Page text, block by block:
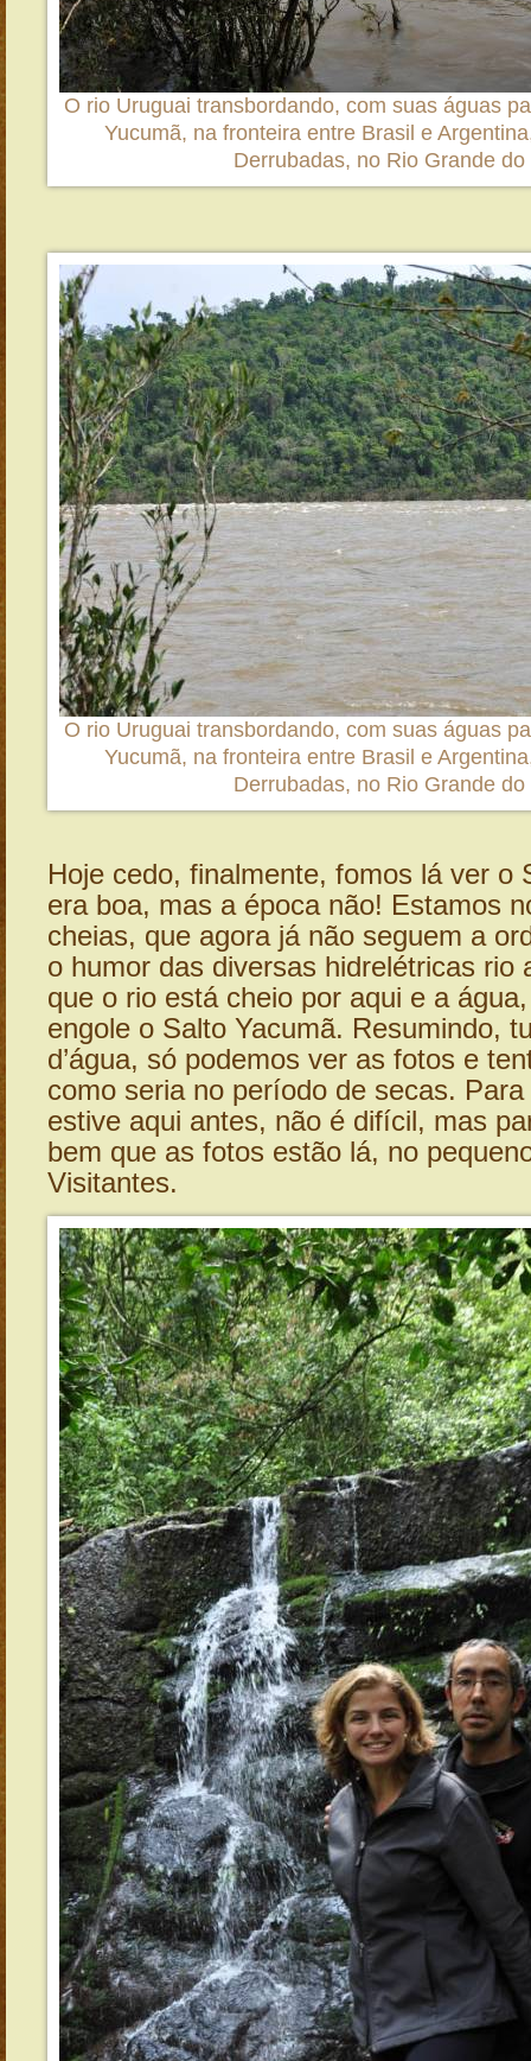
O rio Uruguai transbordando, com suas águas
Yucumã, na fronteira entre Brasil e
Derrubadas, no Rio Grande do
O rio Uruguai transbordando, com suas águas
Yucumã, na fronteira entre Brasil e
Derrubadas, no Rio Grande do
Hoje cedo, finalmente, fomos lá ver o
era boa, mas a época não! Estamos
cheias, que agora já não seguem a
o humor das diversas hidrelétricas rio
que o rio está cheio por aqui e a
engole o Salto Yacumã. Resumindo,
d’água, só podemos ver as fotos e
como seria no período de secas.
estive aqui antes, não é difícil, mas
bem que as fotos estão lá, no
Visitantes.